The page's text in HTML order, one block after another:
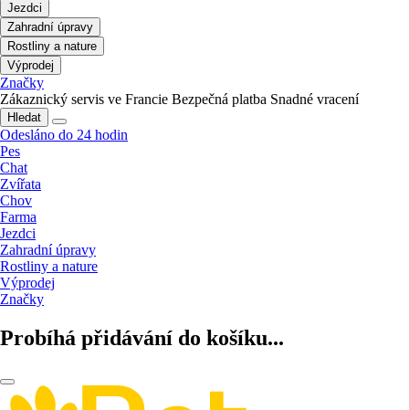
Jezdci
Zahradní úpravy
Rostliny a nature
Výprodej
Značky
Zákaznický servis ve Francie Bezpečná platba Snadné vracení
Hledat
Odesláno do 24 hodin
Pes
Chat
Zvířata
Chov
Farma
Jezdci
Zahradní úpravy
Rostliny a nature
Výprodej
Značky
Probíhá přidávání do košíku...